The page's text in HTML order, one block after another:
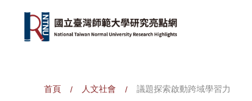
首頁 / 人文社會 / 議題探索啟動跨域學習力